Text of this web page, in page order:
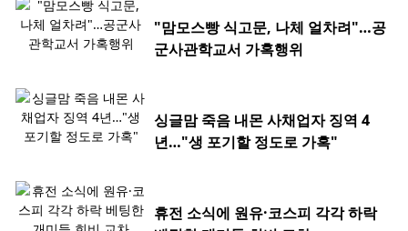
"맘모스빵 식고문, 나체 얼차려"…공
군사관학교서 가혹행위
싱글맘 죽음 내몬 사채업자 징역 4
년…"생 포기할 정도로 가혹"
휴전 소식에 원유·코스피 각각 하락